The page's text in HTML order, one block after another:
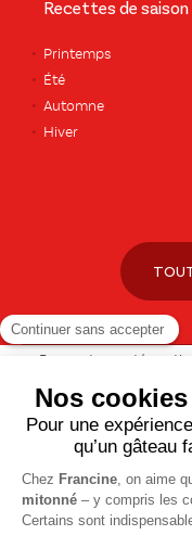
Recettes de saison
Printemps
Été
Automne
Hiver
Pour votre santé,